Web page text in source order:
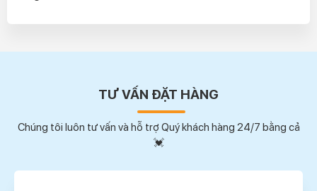
TƯ VẤN ĐẶT HÀNG
Chúng tôi luôn tư vấn và hỗ trợ Quý khách hàng 24/7 bằng cả
💓